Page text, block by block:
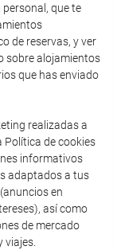
que te
de reservas, y ver
sobre alojamientos
que has enviado
realizadas a
Política de cookies
informativos
adaptados a tus
en
así como
de mercado
viajes.